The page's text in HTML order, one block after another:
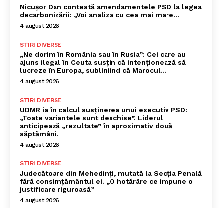
Nicușor Dan contestă amendamentele PSD la legea
decarbonizării: „Voi analiza cu cea mai mare…
4 august 2026
STIRI DIVERSE
„Ne dorim în România sau în Rusia”: Cei care au
ajuns ilegal în Ceuta susțin că intenționează să
lucreze în Europa, subliniind că Marocul...
4 august 2026
STIRI DIVERSE
UDMR ia în calcul susținerea unui executiv PSD:
„Toate variantele sunt deschise”. Liderul
anticipează „rezultate” în aproximativ două
săptămâni.
4 august 2026
STIRI DIVERSE
Judecătoare din Mehedinți, mutată la Secția Penală
fără consimțământul ei. „O hotărâre ce impune o
justificare riguroasă”
4 august 2026